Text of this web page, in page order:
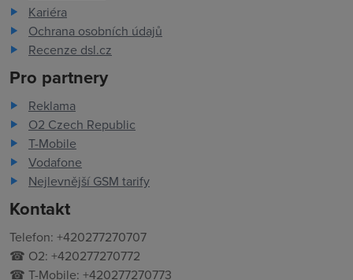
Kariéra
Ochrana osobních údajů
Recenze dsl.cz
Pro partnery
Reklama
O2 Czech Republic
T-Mobile
Vodafone
Nejlevnější GSM tarify
Kontakt
Telefon: +420277270707
☎ O2: +420277270772
☎ T-Mobile: +420277270773